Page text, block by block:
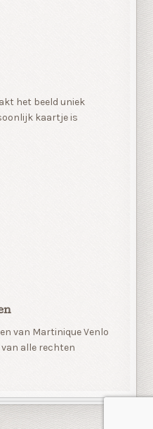
het beeld uniek
kaartje is
van Martinique Venlo
van alle rechten